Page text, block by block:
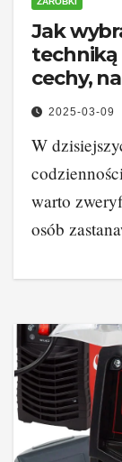
Jak
techniką
cechy,
uwagę!
2025-03-09
W
warto
osób